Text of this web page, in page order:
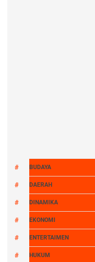
BUDAYA
DAERAH
DINAMIKA
EKONOMI
ENTERTAIMEN
HUKUM